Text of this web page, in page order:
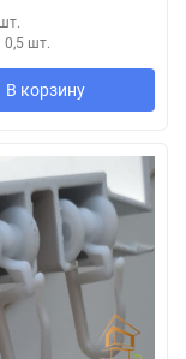
шт.
0,5 шт.
В корзину